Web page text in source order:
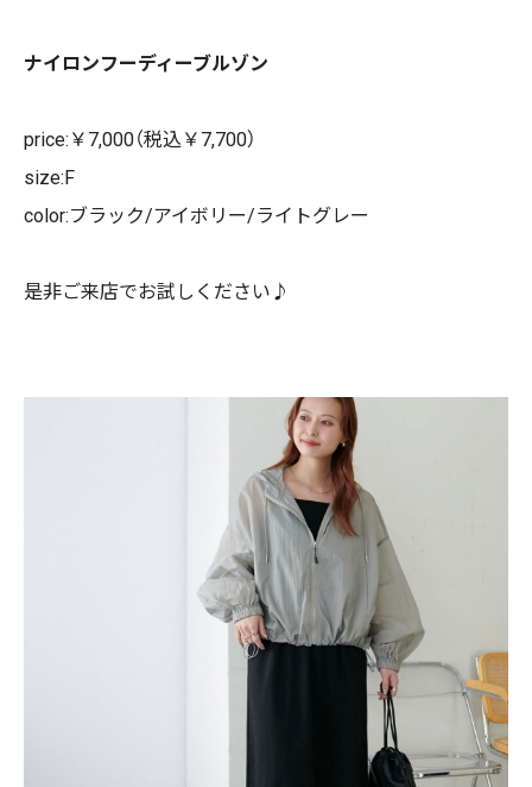
ナイロンフーディーブルゾン
price:￥7,000（税込￥7,700）
size:F
color:ブラック/アイボリー/ライトグレー
是非ご来店でお試しください♪